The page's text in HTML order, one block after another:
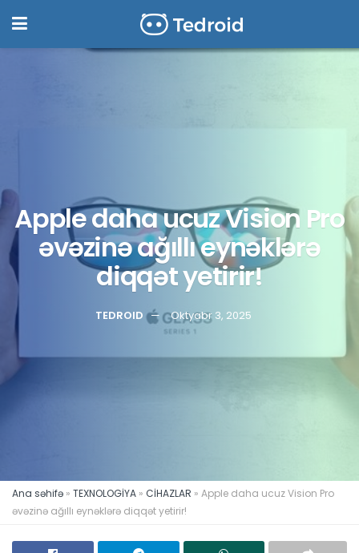
Apple daha ucuz Vision Pro
əvəzinə ağıllı eynəklərə
diqqət yetirir!
TEDROID Oktyabr 3, 2025
Ana səhifə » TEXNOLOGİYA » CİHAZLAR » Apple daha ucuz Vision Pro
əvəzinə ağıllı eynəklərə diqqət yetirir!